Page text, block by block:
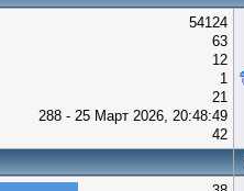
54124
63
12
1
21
288 - 25 Март 2026, 20:48:49
42